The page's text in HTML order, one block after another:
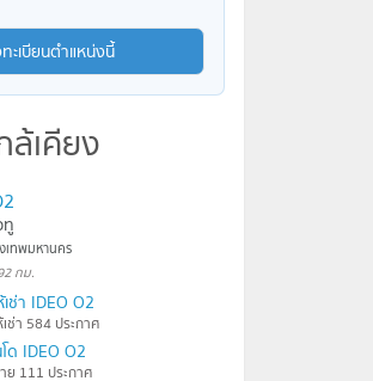
ะเบียนตำแหน่งนี้
ล้เคียง
ทู
เทพมหานคร
กม.
ช่า IDEO O2
ช่า 584 ประกาศ
ด IDEO O2
ย 111 ประกาศ